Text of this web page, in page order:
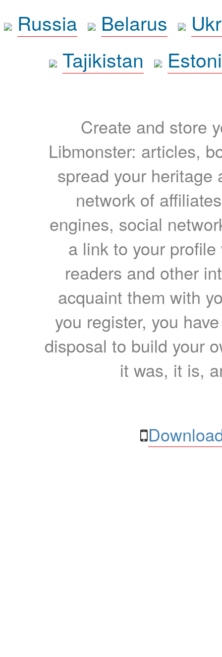
Russia
Belarus
Tajikistan
Create and store
Libmonster: articles,
spread your heritage
network of
engines, social
a link to your
readers and other
acquaint them with
you register, you
disposal to build your
it was, it is,